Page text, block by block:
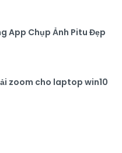
App Chụp Ảnh Pitu Đẹp
zoom cho laptop win10